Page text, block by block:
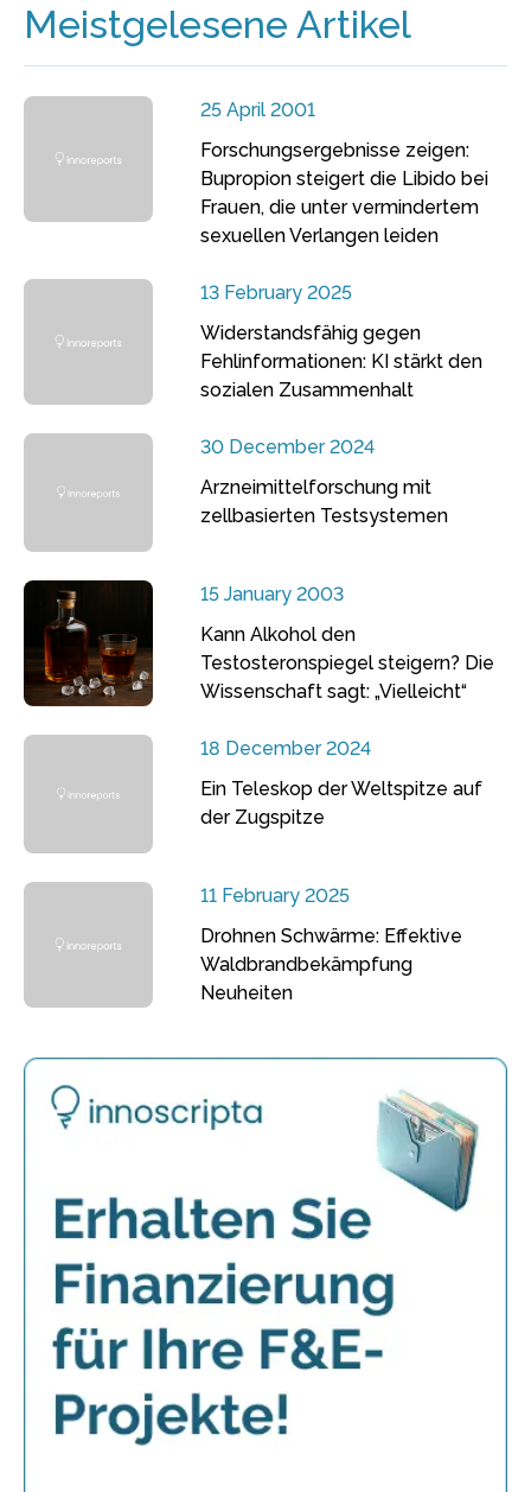
Meistgelesene Artikel
25 April 2001
Forschungsergebnisse zeigen:
Bupropion steigert die Libido bei
Frauen, die unter vermindertem
sexuellen Verlangen leiden
13 February 2025
Widerstandsfähig gegen
Fehlinformationen: KI stärkt den
sozialen Zusammenhalt
30 December 2024
Arzneimittelforschung mit
zellbasierten Testsystemen
15 January 2003
Kann Alkohol den
Testosteronspiegel steigern? Die
Wissenschaft sagt: „Vielleicht“
18 December 2024
Ein Teleskop der Weltspitze auf
der Zugspitze
11 February 2025
Drohnen Schwärme: Effektive
Waldbrandbekämpfung
Neuheiten